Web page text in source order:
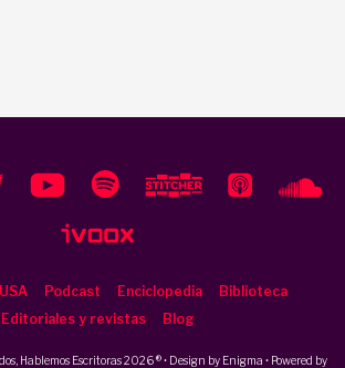
Podcast Enciclopedia
Biblioteca
Editoriales y revistas
Blog
Hablemos Escritoras 2026 ® • Design by Enigma • Powered by